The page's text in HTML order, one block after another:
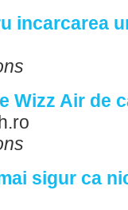
incarcarea
Wizz Air de
sigur ca